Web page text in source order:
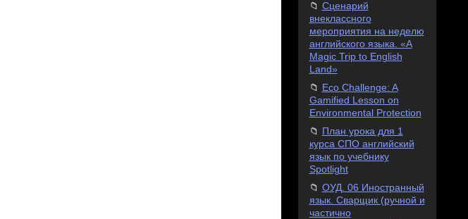
Сценaрий
внеклaссного
мероприятия нa неделю
aнглийского языкa. «A
Magic Trip to English
Land»
Eco Challenge: A
Gamified Lesson on
Environmental Protection
План урока для 1
курса СПО английский
язык по учебнику
Spotlight
ОУД. 06 Иностранный
язык. Сварщик (ручной и
частично